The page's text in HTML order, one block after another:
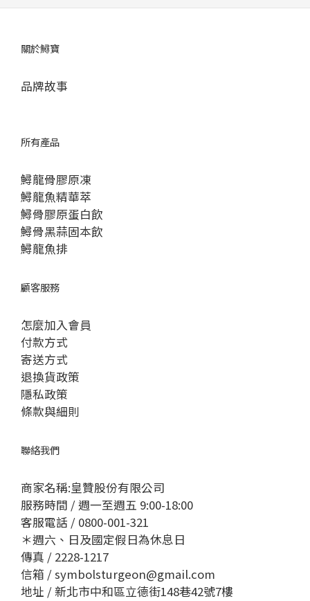
關於鱘寶
品牌故事
所有產品
鱘龍骨膠原凍
鱘龍魚精華萃
鱘骨膠原蛋白飲
鱘骨黑蒜固本飲
鱘龍魚排
顧客服務
怎麼加入會員
付款方式
寄送方式
退換貨政策
隱私政策
條款與細則
聯絡我們
商家名稱:皇贊股份有限公司
服務時間 / 週一至週五 9:00-18:00
客服電話 / 0800-001-321
＊週六、日及國定假日為休息日
傳真 / 2228-1217
信箱 / symbolsturgeon@gmail.com
地址 / 新北市中和區立德街148巷42號7樓